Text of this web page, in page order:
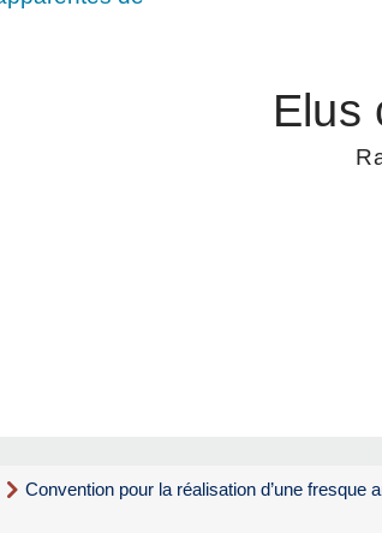
Elus
Convention pour la réalisation d’une fresque